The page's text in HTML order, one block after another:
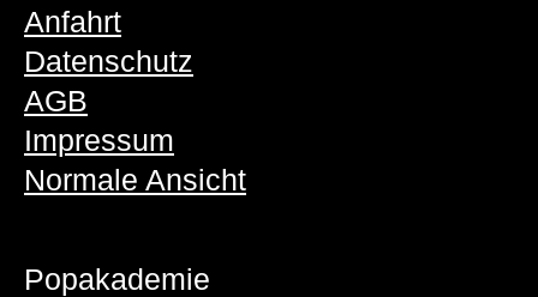
Anfahrt
Datenschutz
AGB
Impressum
Normale Ansicht
Popakademie